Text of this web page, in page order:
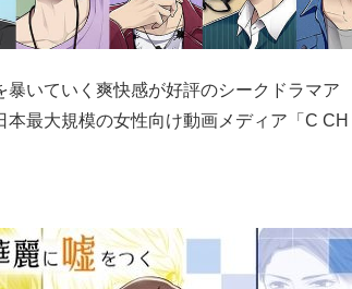
いていく爽快感が好評のシークドラマア
最大規模の女性向け動画メディア「C CH